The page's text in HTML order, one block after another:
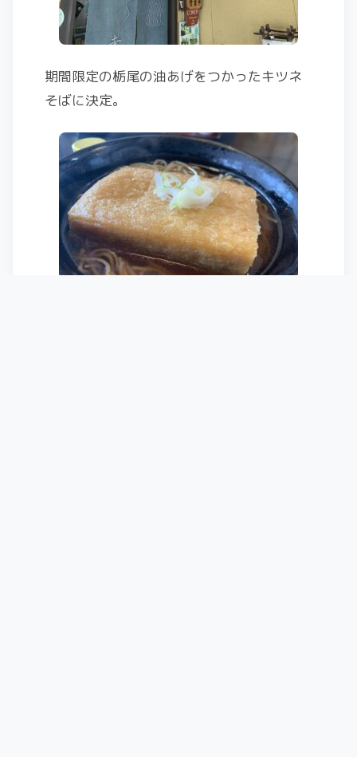
期間限定の栃尾の油あげをつかったキツネ
そばに決定。